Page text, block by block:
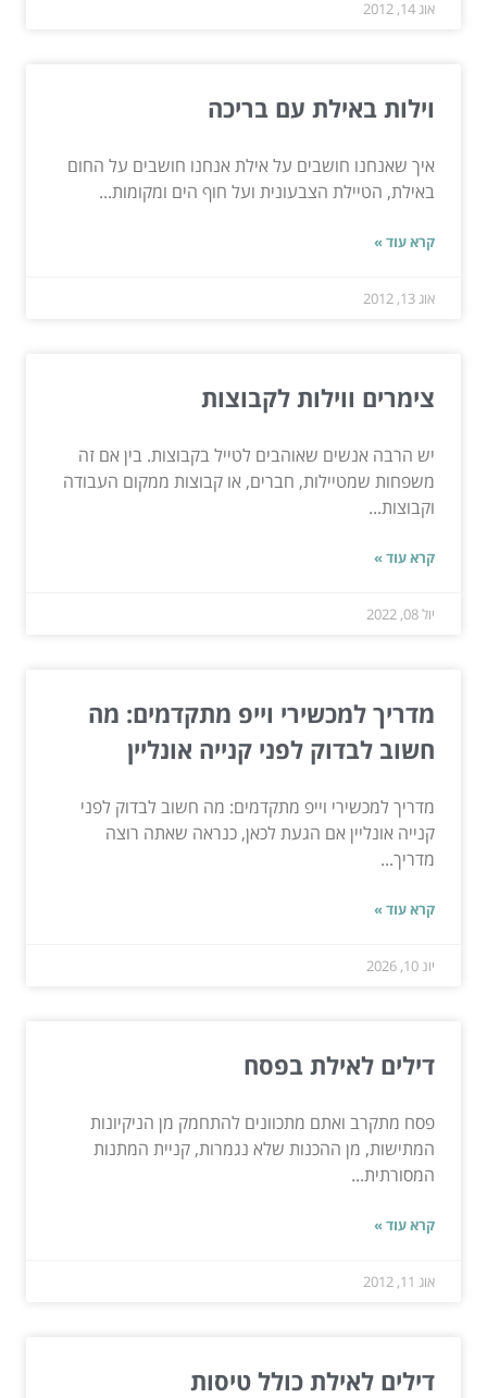
אוג 14, 2012
וילות באילת עם בריכה
איך שאנחנו חושבים על אילת אנחנו חושבים על החום
באילת, הטיילת הצבעונית ועל חוף הים ומקומות...
קרא עוד »
אוג 13, 2012
צימרים ווילות לקבוצות
יש הרבה אנשים שאוהבים לטייל בקבוצות. בין אם זה
משפחות שמטיילות, חברים, או קבוצות ממקום העבודה
וקבוצות...
קרא עוד »
יול 08, 2022
מדריך למכשירי וייפ מתקדמים: מה
חשוב לבדוק לפני קנייה אונליין
מדריך למכשירי וייפ מתקדמים: מה חשוב לבדוק לפני
קנייה אונליין אם הגעת לכאן, כנראה שאתה רוצה
מדריך...
קרא עוד »
יונ 10, 2026
דילים לאילת בפסח
פסח מתקרב ואתם מתכוונים להתחמק מן הניקיונות
המתישות, מן ההכנות שלא נגמרות, קניית המתנות
המסורתית...
קרא עוד »
אוג 11, 2012
דילים לאילת כולל טיסות